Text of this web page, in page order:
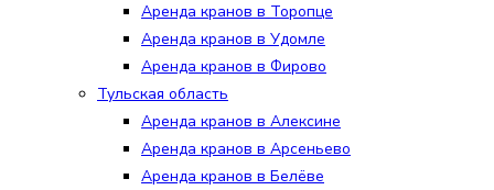
Аренда кранов в Торопце
Аренда кранов в Удомле
Аренда кранов в Фирово
Тульская область
Аренда кранов в Алексине
Аренда кранов в Арсеньево
Аренда кранов в Белёве